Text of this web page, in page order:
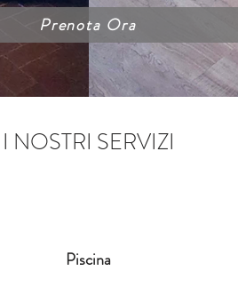
Prenota Ora
I NOSTRI SERVIZI
Piscina